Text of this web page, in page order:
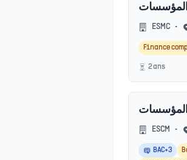
المؤسسات
ESMC •
Finance
2ans
المؤسسات
ESCM •
BAC+3